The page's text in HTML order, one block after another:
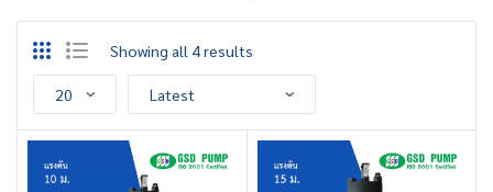
Showing all 4 results